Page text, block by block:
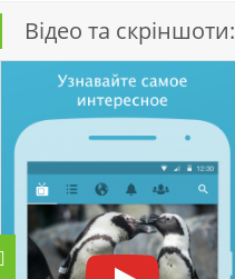
Відео та скріншоти: